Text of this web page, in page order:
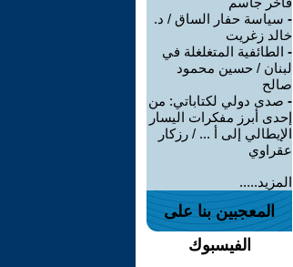
- سياسة حفار الساق / د.
خالد زغريت
- الطائفية المتغلغلة في
لبنان / حسين محمود
صالح
- صدى دولي لكتاباتي: من
إحدى أبرز مفكرات اليسار
الإيطالي إلى أ ... / رزكار
عقراوي
المزيد.....
المعجبين بنا على
الفيسبوك